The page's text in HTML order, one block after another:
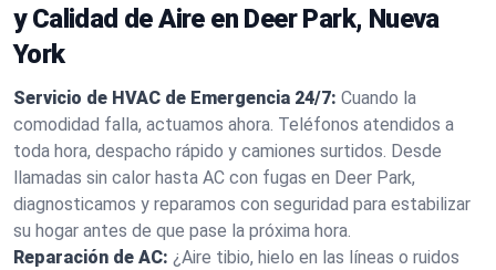
y Calidad de Aire en Deer Park, Nueva
York
Servicio de HVAC de Emergencia 24/7: Cuando la
comodidad falla, actuamos ahora. Teléfonos atendidos a
toda hora, despacho rápido y camiones surtidos. Desde
llamadas sin calor hasta AC con fugas en Deer Park,
diagnosticamos y reparamos con seguridad para estabilizar
su hogar antes de que pase la próxima hora.
Reparación de AC: ¿Aire tibio, hielo en las líneas o ruidos